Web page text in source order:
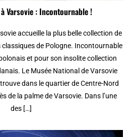
Varsovie : Incontournable !
accueille la plus belle collection de
de Pologne. Incontournable
et pour son insolite collection
Le Musée National de Varsovie
dans le quartier de Centre-Nord
de la palme de Varsovie. Dans l’une
des […]